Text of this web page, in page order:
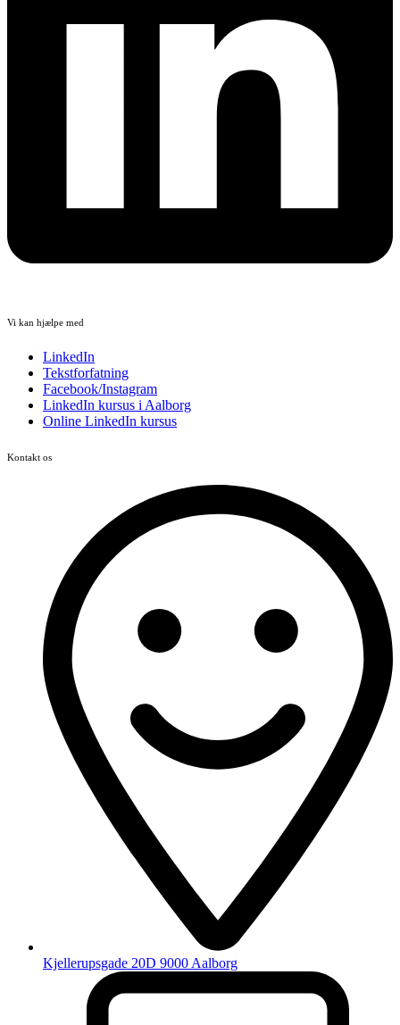
Vi kan hjælpe med
LinkedIn
Tekstforfatning
Facebook/Instagram
LinkedIn kursus i Aalborg
Online LinkedIn kursus
Kontakt os
Kjellerupsgade 20D 9000 Aalborg